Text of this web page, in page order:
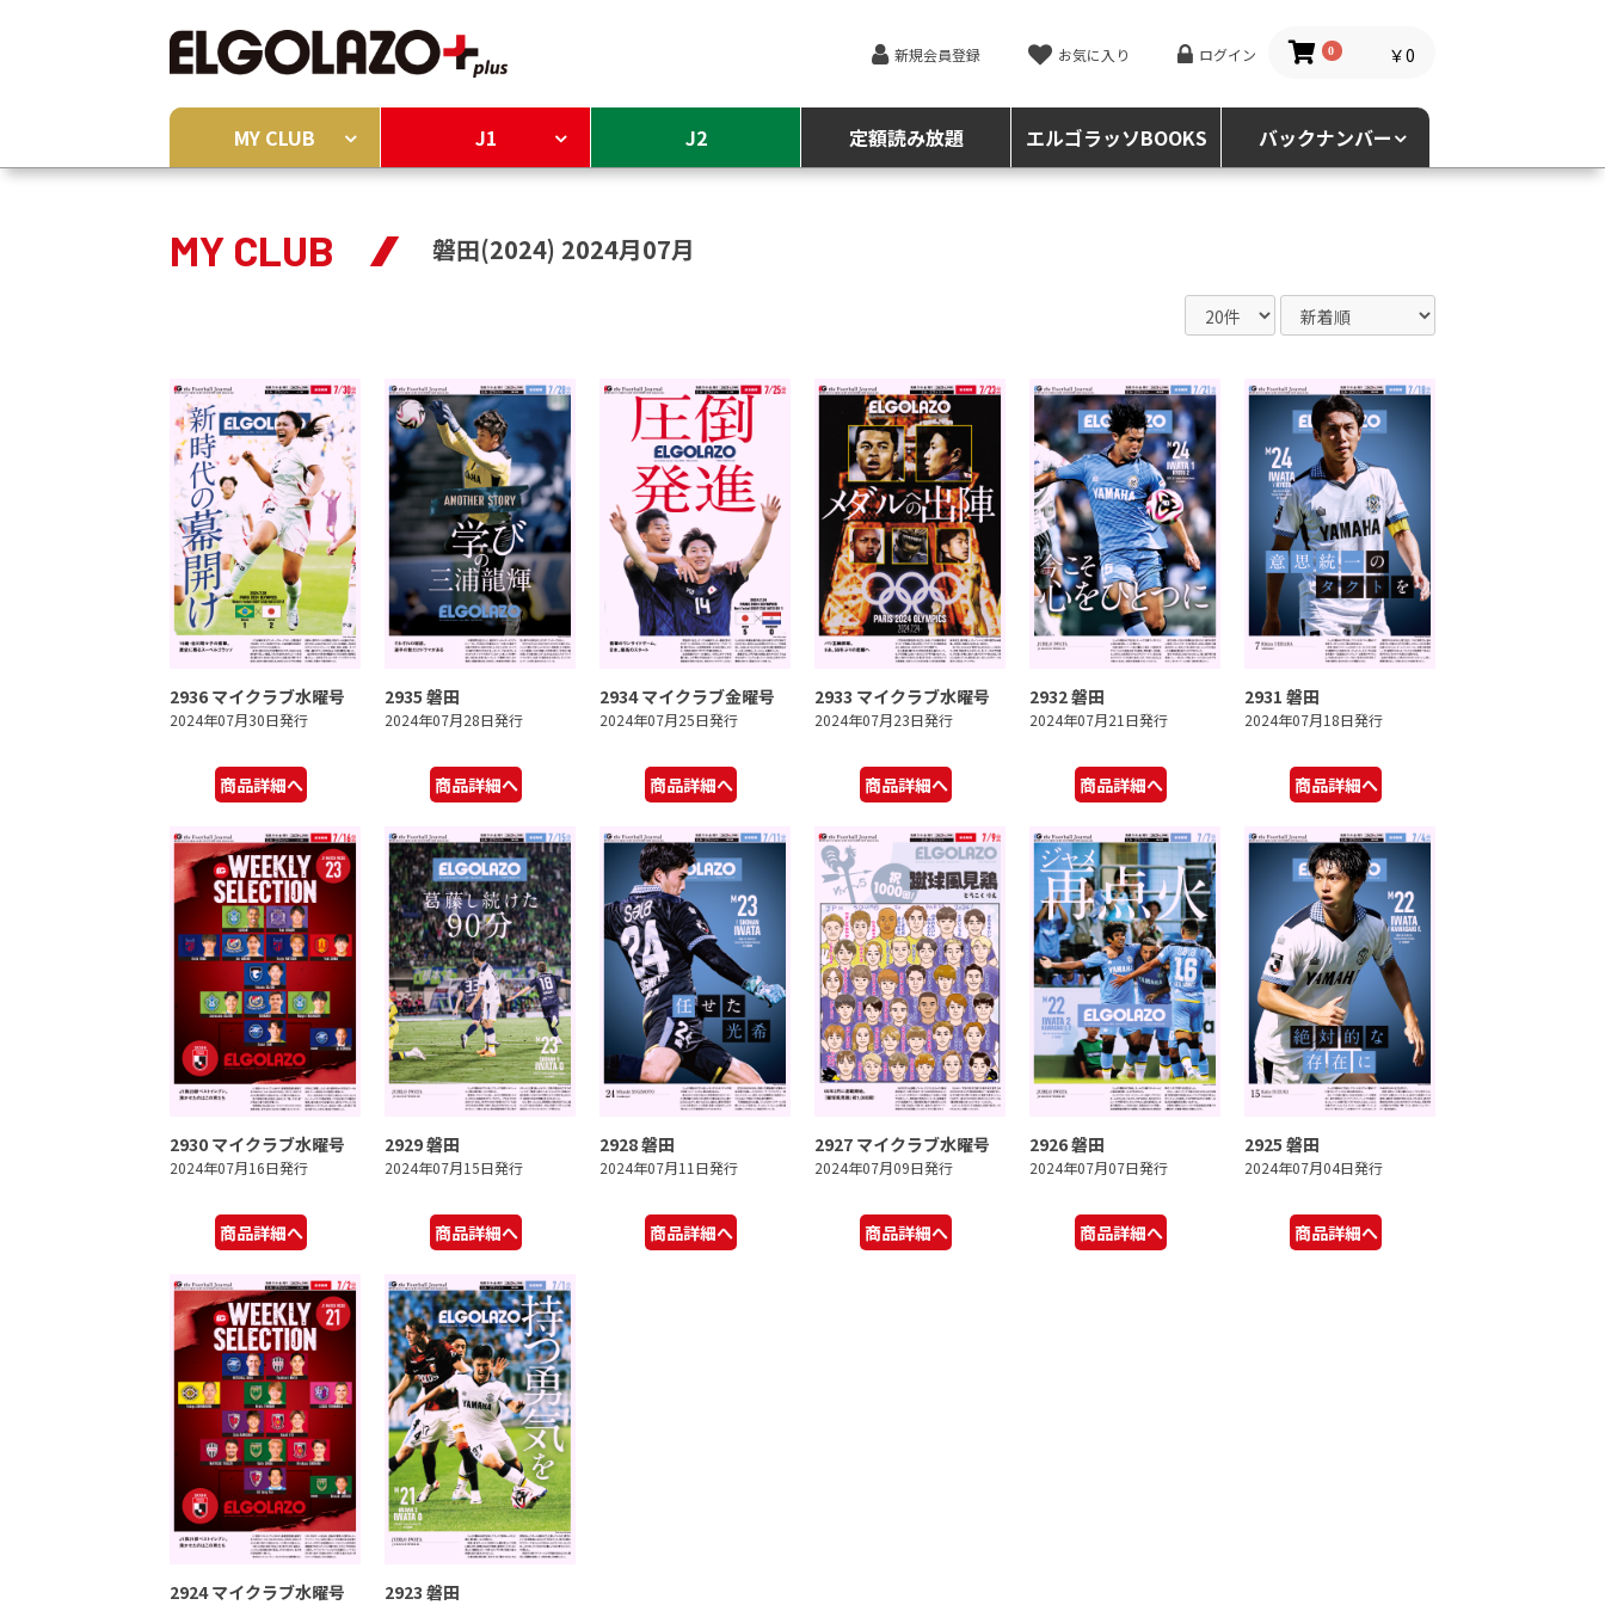
新規会員登録 お気に入り ログイン 0 ￥0
MY CLUB J1 J2 定額読み放題 エルゴラッソBOOKS バックナンバー
MY CLUB 磐田(2024) 2024月07月
2936 マイクラブ水曜号
2024年07月30日発行
商品詳細へ
2935 磐田
2024年07月28日発行
商品詳細へ
2934 マイクラブ金曜号
2024年07月25日発行
商品詳細へ
2933 マイクラブ水曜号
2024年07月23日発行
商品詳細へ
2932 磐田
2024年07月21日発行
商品詳細へ
2931 磐田
2024年07月18日発行
商品詳細へ
2930 マイクラブ水曜号
2024年07月16日発行
商品詳細へ
2929 磐田
2024年07月15日発行
商品詳細へ
2928 磐田
2024年07月11日発行
商品詳細へ
2927 マイクラブ水曜号
2024年07月09日発行
商品詳細へ
2926 磐田
2024年07月07日発行
商品詳細へ
2925 磐田
2024年07月04日発行
商品詳細へ
2924 マイクラブ水曜号 2923 磐田